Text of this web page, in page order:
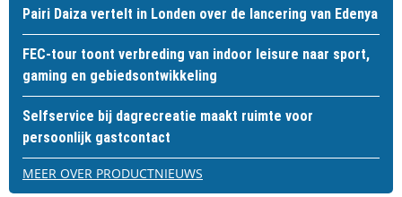
Pairi Daiza vertelt in Londen over de lancering van Edenya
FEC-tour toont verbreding van indoor leisure naar sport,
gaming en gebiedsontwikkeling
Selfservice bij dagrecreatie maakt ruimte voor
persoonlijk gastcontact
MEER OVER PRODUCTNIEUWS